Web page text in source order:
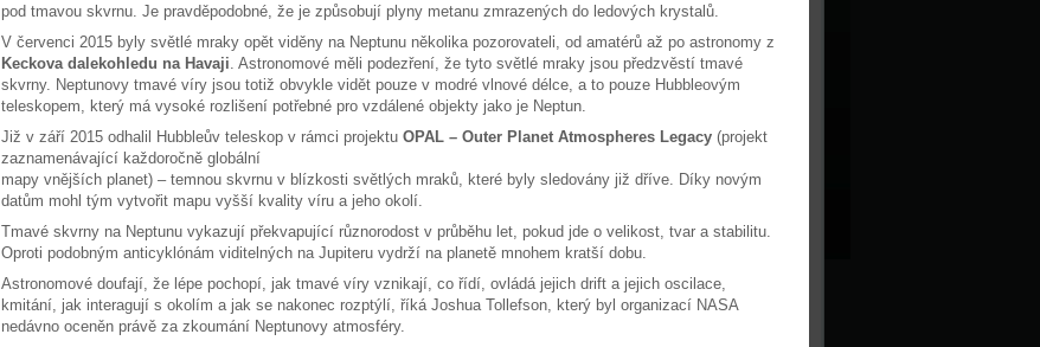
pod tmavou skvrnu. Je pravděpodobné, že je způsobují plyny metanu zmrazených do ledových krystalů.
V červenci 2015 byly světlé mraky opět viděny na Neptunu několika pozorovateli, od amatérů až po astronomy z
Keckova dalekohledu na Havaji. Astronomové měli podezření, že tyto světlé mraky jsou předzvěstí tmavé
skvrny. Neptunovy tmavé víry jsou totiž obvykle vidět pouze v modré vlnové délce, a to pouze Hubbleovým
teleskopem, který má vysoké rozlišení potřebné pro vzdálené objekty jako je Neptun.
Již v září 2015 odhalil Hubbleův teleskop v rámci projektu OPAL – Outer Planet Atmospheres Legacy (projekt
zaznamenávající každoročně globální
mapy vnějších planet) – temnou skvrnu v blízkosti světlých mraků, které byly sledovány již dříve. Díky novým
datům mohl tým vytvořit mapu vyšší kvality víru a jeho okolí.
Tmavé skvrny na Neptunu vykazují překvapující různorodost v průběhu let, pokud jde o velikost, tvar a stabilitu.
Oproti podobným anticyklónám viditelných na Jupiteru vydrží na planetě mnohem kratší dobu.
Astronomové doufají, že lépe pochopí, jak tmavé víry vznikají, co řídí, ovládá jejich drift a jejich oscilace,
kmitání, jak interagují s okolím a jak se nakonec rozptýlí, říká Joshua Tollefson, který byl organizací NASA
nedávno oceněn právě za zkoumání Neptunovy atmosféry.